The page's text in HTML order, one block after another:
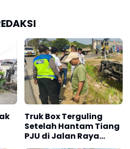
Truk Box Terguling
Setelah Hantam Tiang
PJU di Jalan Raya